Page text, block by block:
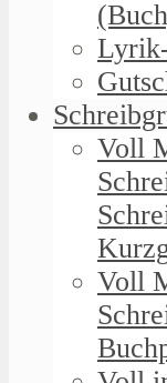
Voll
Voll